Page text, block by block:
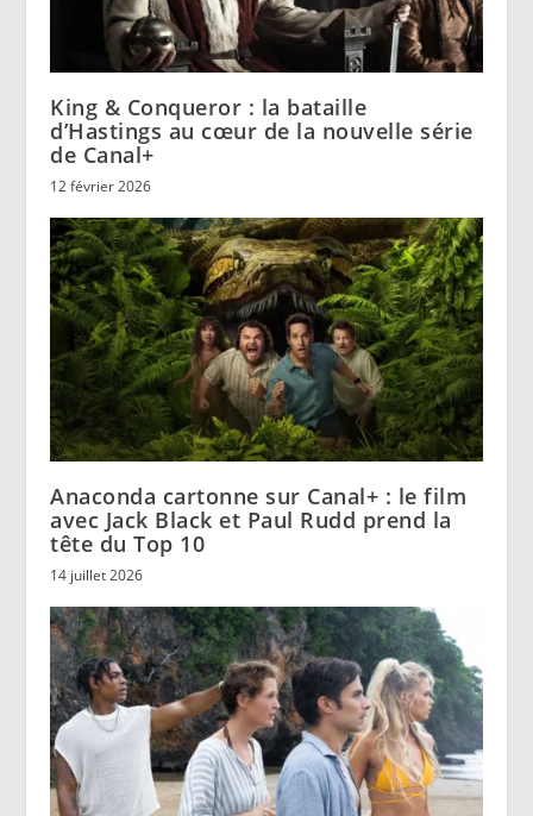
King & Conqueror : la bataille
d’Hastings au cœur de la nouvelle série
de Canal+
12 février 2026
Anaconda cartonne sur Canal+ : le film
avec Jack Black et Paul Rudd prend la
tête du Top 10
14 juillet 2026